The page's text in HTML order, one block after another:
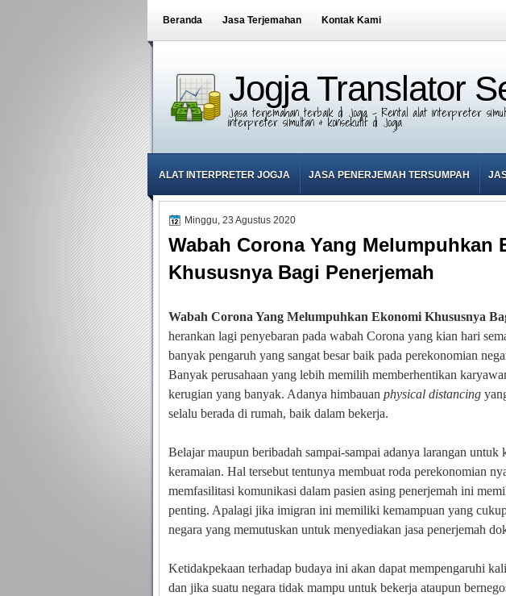
Beranda Jasa Terjemahan Kontak Kami
Jogja Translator
Jasa terjemahan terbaik di Jogja - Rental alat interpreter
interpreter simultan & konsekutif di Jogja
ALAT INTERPRETER JOGJA JASA PENERJEMAH TERSUMPAH
Minggu, 23 Agustus 2020
Wabah Corona Yang Melumpuhkan
Khususnya Bagi Penerjemah
Wabah Corona Yang Melumpuhkan Ekonomi Khususnya
herankan lagi penyebaran pada wabah Corona yang kian hari
banyak pengaruh yang sangat besar baik pada perekonomian
Banyak perusahaan yang lebih memilih memberhentikan
kerugian yang banyak. Adanya himbauan physical distancing
selalu berada di rumah, baik dalam bekerja.
Belajar maupun beribadah sampai-sampai adanya larangan
keramaian. Hal tersebut tentunya membuat roda perekonomian
memfasilitasi komunikasi dalam pasien asing penerjemah ini
penting. Apalagi jika imigran ini memiliki kemampuan yang
negara yang memutuskan untuk menyediakan jasa penerjemah
Ketidakpekaan terhadap budaya ini akan dapat mempengaruhi
dan jika suatu negara tidak mampu untuk bekerja ataupun